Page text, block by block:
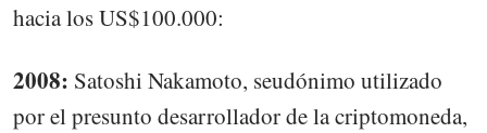
hacia los US$100.000:
2008: Satoshi Nakamoto, seudónimo utilizado
por el presunto desarrollador de la criptomoneda,